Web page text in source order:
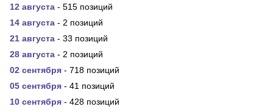
12 августа - 515 позиций
14 августа - 2 позиций
21 августа - 33 позиций
28 августа - 2 позиций
02 сентября - 718 позиций
05 сентября - 41 позиций
10 сентября - 428 позиций